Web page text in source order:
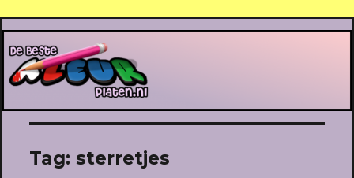
De Beste Kleurplaten
Tag: sterretjes